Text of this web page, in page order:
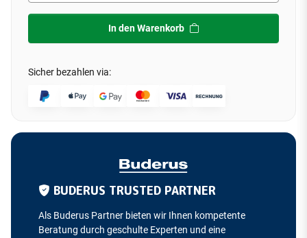
In den Warenkorb
Sicher bezahlen via:
BUDERUS TRUSTED PARTNER
Als Buderus Partner bieten wir Ihnen kompetente
Beratung durch geschulte Experten und eine